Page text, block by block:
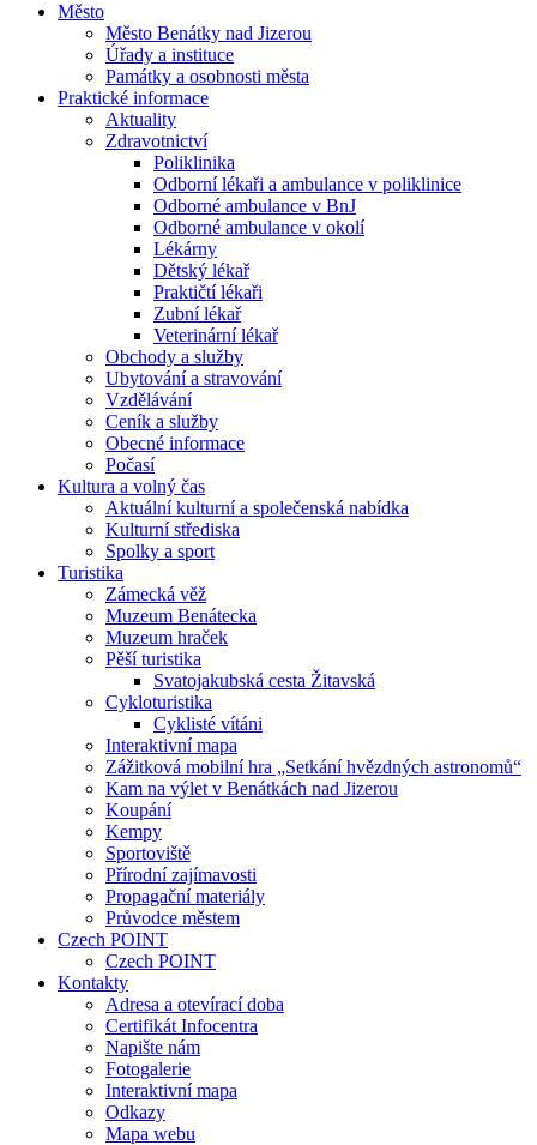
Město
Město Benátky nad Jizerou
Úřady a instituce
Památky a osobnosti města
Praktické informace
Aktuality
Zdravotnictví
Poliklinika
Odborní lékaři a ambulance v poliklinice
Odborné ambulance v BnJ
Odborné ambulance v okolí
Lékárny
Dětský lékař
Praktičtí lékaři
Zubní lékař
Veterinární lékař
Obchody a služby
Ubytování a stravování
Vzdělávání
Ceník a služby
Obecné informace
Počasí
Kultura a volný čas
Aktuální kulturní a společenská nabídka
Kulturní střediska
Spolky a sport
Turistika
Zámecká věž
Muzeum Benátecka
Muzeum hraček
Pěší turistika
Svatojakubská cesta Žitavská
Cykloturistika
Cyklisté vítáni
Interaktivní mapa
Zážitková mobilní hra „Setkání hvězdných astronomů“
Kam na výlet v Benátkách nad Jizerou
Koupání
Kempy
Sportoviště
Přírodní zajímavosti
Propagační materiály
Průvodce městem
Czech POINT
Czech POINT
Kontakty
Adresa a otevírací doba
Certifikát Infocentra
Napište nám
Fotogalerie
Interaktivní mapa
Odkazy
Mapa webu